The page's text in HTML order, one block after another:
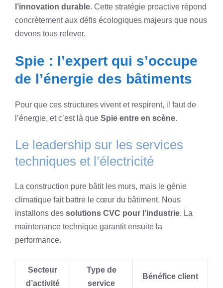
l’innovation durable. Cette stratégie proactive répond
concrètement aux défis écologiques majeurs que nous
devons tous relever.
Spie : l’expert qui s’occupe
de l’énergie des bâtiments
Pour que ces structures vivent et respirent, il faut de
l’énergie, et c’est là que Spie entre en scène.
Le leadership sur les services
techniques et l’électricité
La construction pure bâtit les murs, mais le génie
climatique fait battre le cœur du bâtiment. Nous
installons des solutions CVC pour l’industrie. La
maintenance technique garantit ensuite la
performance.
Secteur
d’activité
Type de
service
Bénéfice client